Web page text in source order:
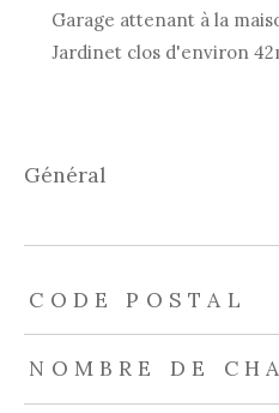
Garage attenant à la
Jardinet clos d'environ
général
CODE POSTAL
NOMBRE DE